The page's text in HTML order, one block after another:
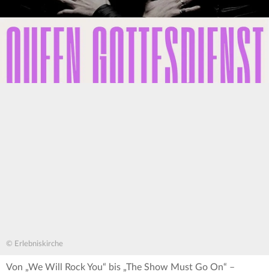
© Erlebniskirche
Von „We Will Rock You“ bis „The Show Must Go On“ –